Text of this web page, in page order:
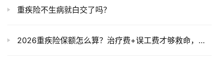
重疾险不生病就白交了吗？
2026重疾险保额怎么算？治疗费+误工费才够救命，别买少了